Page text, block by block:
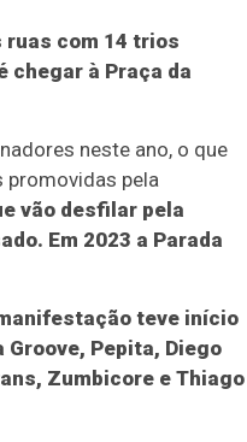
ruas com 14 trios
chegar à Praça da
neste ano, o que
promovidas pela
vão desfilar pela
Em 2023 a Parada
teve início
Pepita, Diego
Zumbicore e Thiago
Duplasena
2993 (07/08/26)